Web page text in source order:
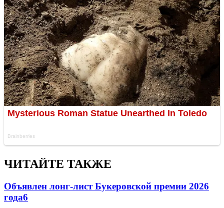
ЧИТАЙТЕ ТАКЖЕ
Объявлен лонг-лист Букеровской премии 2026
года6